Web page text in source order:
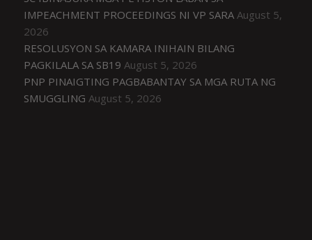
IMPEACHMENT PROCEEDINGS NI VP SARA August 5,
2026
RESOLUSYON SA KAMARA INIHAIN BILANG
PAGKILALA SA SB19 August 5, 2026
PNP PINAIGTING PAGBABANTAY SA MGA RUTA NG
SMUGGLING August 5, 2026